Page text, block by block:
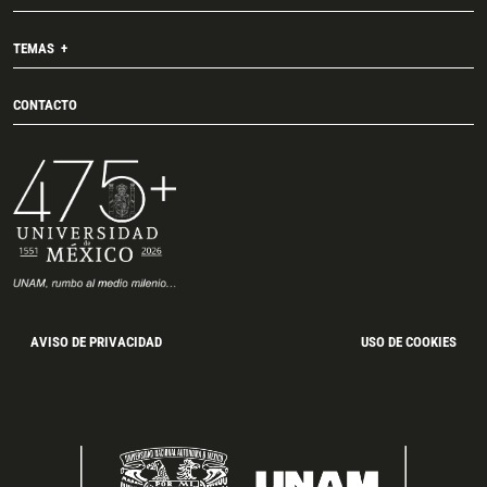
TEMAS
CONTACTO
AVISO DE PRIVACIDAD USO DE COOKIES